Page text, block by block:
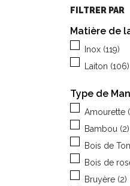
FILTRER PAR
Matière de
Inox (119)
Laiton (106)
Type de
Amourette
Bambou (2)
Bois de
Bois de
Bruyère (2)